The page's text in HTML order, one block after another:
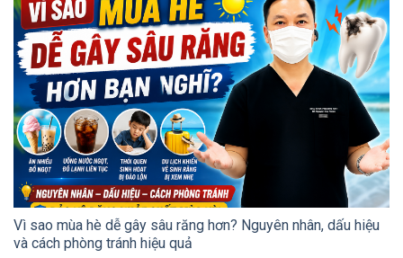
Vì sao mùa hè dễ gây sâu răng hơn? Nguyên nhân, dấu hiệu
và cách phòng tránh hiệu quả